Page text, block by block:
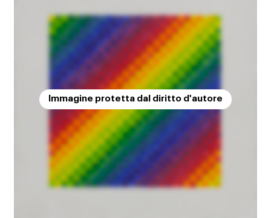
Immagine protetta dal diritto d'autore